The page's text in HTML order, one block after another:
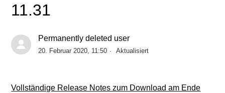
SwyxWare Produkthistorie
11.31
Permanently deleted user
20. Februar 2020, 11:50 Aktualisiert
Vollständige Release Notes zum Download am Ende